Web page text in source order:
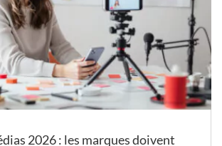
2026 : les marques doivent